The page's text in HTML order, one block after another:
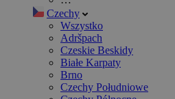
Czechy
Wszystko
Adršpach
Czeskie Beskidy
Białe Karpaty
Brno
Czechy Południowe